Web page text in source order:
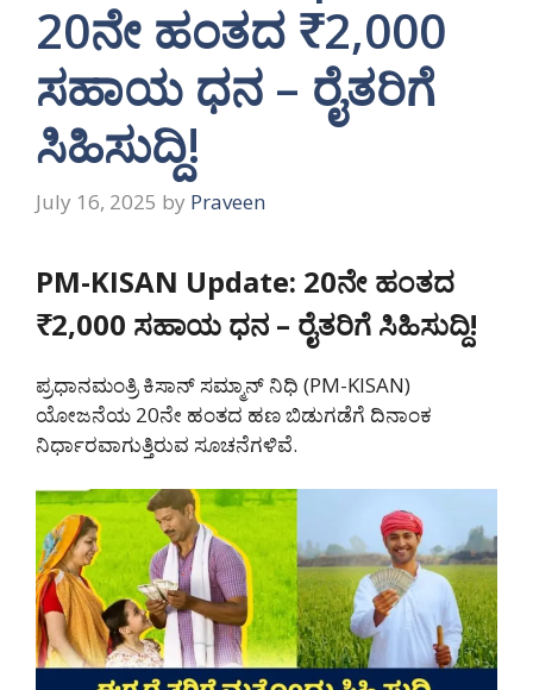
20ನೇ ಹಂತದ ₹2,000
ಸಹಾಯ ಧನ – ರೈತರಿಗೆ
ಸಿಹಿಸುದ್ದಿ!
July 16, 2025 by Praveen
PM-KISAN Update: 20ನೇ ಹಂತದ
₹2,000 ಸಹಾಯ ಧನ – ರೈತರಿಗೆ ಸಿಹಿಸುದ್ದಿ!
ಪ್ರಧಾನಮಂತ್ರಿ ಕಿಸಾನ್ ಸಮ್ಮಾನ್ ನಿಧಿ (PM-KISAN)
ಯೋಜನೆಯ 20ನೇ ಹಂತದ ಹಣ ಬಿಡುಗಡೆಗೆ ದಿನಾಂಕ
ನಿರ್ಧಾರವಾಗುತ್ತಿರುವ ಸೂಚನೆಗಳಿವೆ.